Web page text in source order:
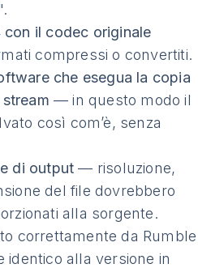
con il codec originale
compressi o convertiti.
che esegua la copia
— in questo modo il
così com’è, senza
di output — risoluzione,
del file dovrebbero
alla sorgente.
correttamente da Rumble
identico alla versione in